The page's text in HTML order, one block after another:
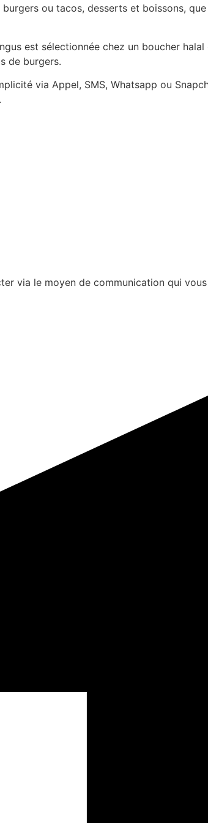
ou tacos, desserts et boissons,
est sélectionnée chez un boucher
de burgers.
via Appel, SMS, Whatsapp ou
via le moyen de communication qui